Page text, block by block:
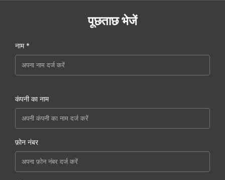
पूछताछ भेजें
नाम *
कंपनी का नाम
फ़ोन नंबर